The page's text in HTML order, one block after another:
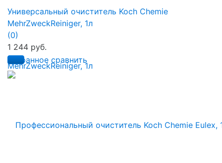
избранное сравнить
Универсальный очиститель Koch Chemie
MehrZweckReiniger, 1л
(0)
1 244 руб.